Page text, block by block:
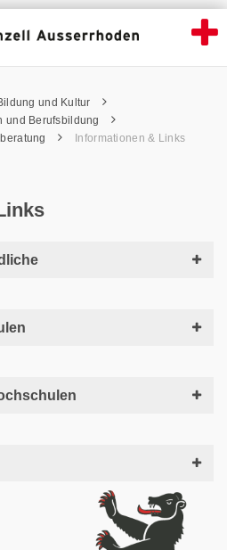
- Appenzell
öffnen
und Kultur
und Berufsbildung
Informationen & Links